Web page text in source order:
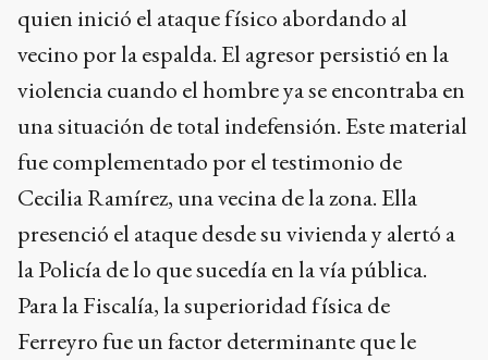
quien inició el ataque físico abordando al
vecino por la espalda. El agresor persistió en la
violencia cuando el hombre ya se encontraba en
una situación de total indefensión. Este material
fue complementado por el testimonio de
Cecilia Ramírez, una vecina de la zona. Ella
presenció el ataque desde su vivienda y alertó a
la Policía de lo que sucedía en la vía pública.
Para la Fiscalía, la superioridad física de
Ferreyro fue un factor determinante que le